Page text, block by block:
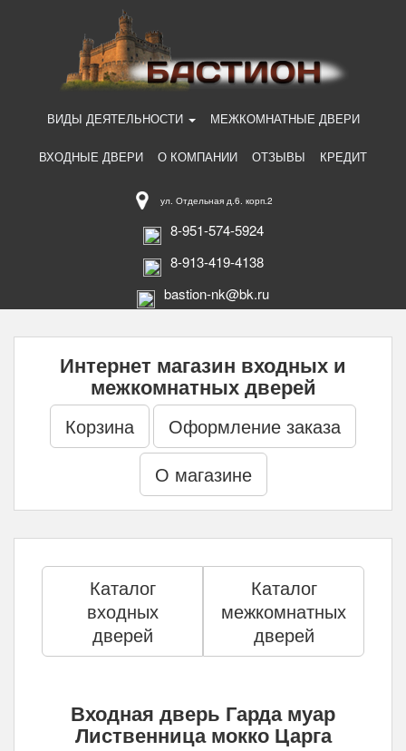
ВИДЫ ДЕЯТЕЛЬНОСТИ МЕЖКОМНАТНЫЕ ДВЕРИ
ВХОДНЫЕ ДВЕРИ О КОМПАНИИ ОТЗЫВЫ КРЕДИТ
ул. Отдельная д.6. корп.2
8-951-574-5924
8-913-419-4138
bastion-nk@bk.ru
Интернет магазин входных и
межкомнатных дверей
Корзина
Оформление заказа
О магазине
Каталог
входных
дверей
Каталог
межкомнатных
дверей
Входная дверь Гарда муар
Лиственница мокко Царга